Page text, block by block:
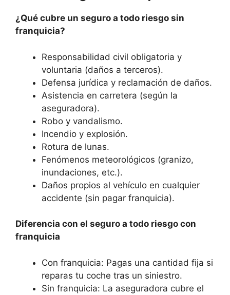
¿Qué cubre un seguro a todo riesgo sin
franquicia?
Responsabilidad civil obligatoria y
voluntaria (daños a terceros).
Defensa jurídica y reclamación de daños.
Asistencia en carretera (según la
aseguradora).
Robo y vandalismo.
Incendio y explosión.
Rotura de lunas.
Fenómenos meteorológicos (granizo,
inundaciones, etc.).
Daños propios al vehículo en cualquier
accidente (sin pagar franquicia).
Diferencia con el seguro a todo riesgo con
franquicia
Con franquicia: Pagas una cantidad fija si
reparas tu coche tras un siniestro.
Sin franquicia: La aseguradora cubre el